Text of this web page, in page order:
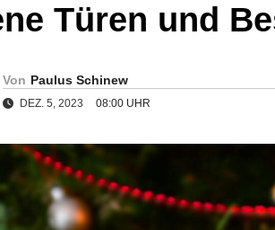
Türen und
Von Paulus Schinew
DEZ. 5, 2023 08:00 UHR